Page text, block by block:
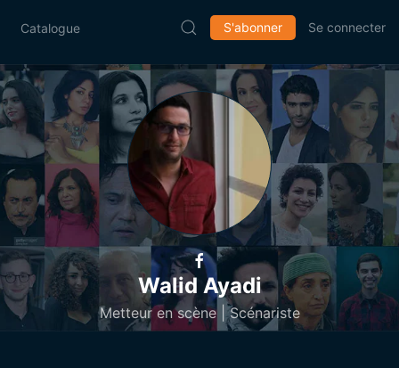
Catalogue S'abonner Se connecter
Walid Ayadi
Metteur en scène | Scénariste